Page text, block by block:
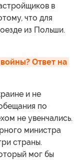
в
что для
из Польши.
Ответ на
и не
по
не увенчались.
министра
страны.
мог бы